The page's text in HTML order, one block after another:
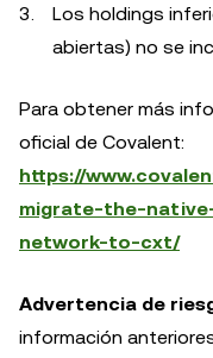
Los holdings
abiertas) no se
Para obtener más
oficial de Covalent:
https://
migrate-the-
network-to-cxt/
Advertencia de
información